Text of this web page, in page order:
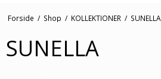
Forside / Shop / KOLLEKTIONER / SUNELLA
SUNELLA